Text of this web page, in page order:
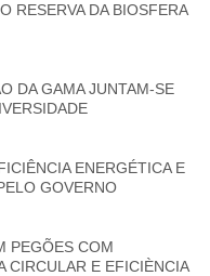
RESERVA DA BIOSFERA
DA GAMA JUNTAM-SE
ENERGÉTICA E
GOVERNO
PEGÕES COM
CIRCULAR E EFICIÈNCIA